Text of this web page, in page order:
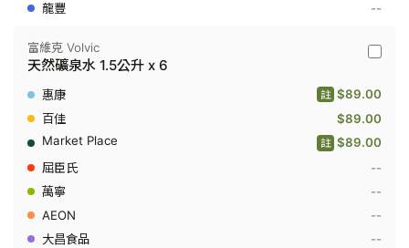
--
富
克
Volvic
-
然
泉
水
公
富維克 Volvic
天然礦泉水 1.5公升 x 6
$89.00
註
$89.00
$89.00
註
--
--
--
--